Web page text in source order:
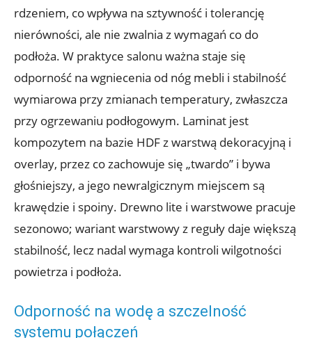
rdzeniem, co wpływa na sztywność i tolerancję
nierówności, ale nie zwalnia z wymagań co do
podłoża. W praktyce salonu ważna staje się
odporność na wgniecenia od nóg mebli i stabilność
wymiarowa przy zmianach temperatury, zwłaszcza
przy ogrzewaniu podłogowym. Laminat jest
kompozytem na bazie HDF z warstwą dekoracyjną i
overlay, przez co zachowuje się „twardo” i bywa
głośniejszy, a jego newralgicznym miejscem są
krawędzie i spoiny. Drewno lite i warstwowe pracuje
sezonowo; wariant warstwowy z reguły daje większą
stabilność, lecz nadal wymaga kontroli wilgotności
powietrza i podłoża.
Odporność na wodę a szczelność
systemu połączeń